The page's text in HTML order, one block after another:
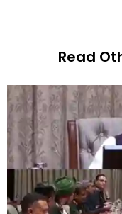
Read